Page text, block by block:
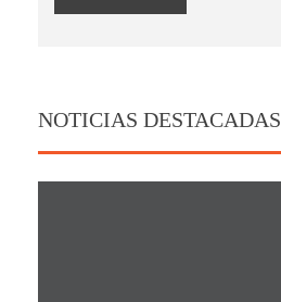
NOTICIAS DESTACADAS